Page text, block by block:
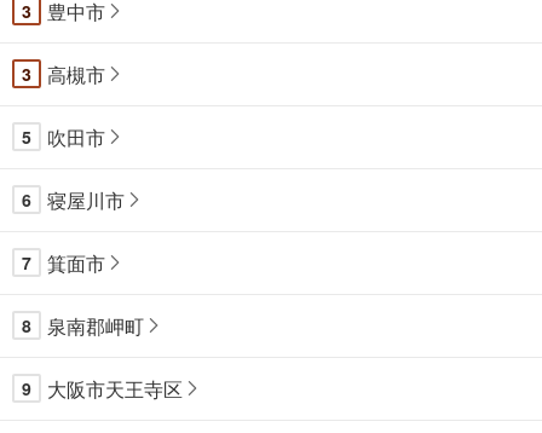
3 豊中市
3 高槻市
5 吹田市
6 寝屋川市
7 箕面市
8 泉南郡岬町
9 大阪市天王寺区